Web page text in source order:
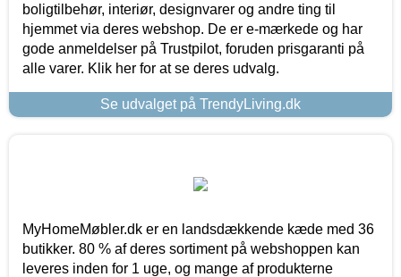
boligtilbehør, interiør, designvarer og andre ting til
hjemmet via deres webshop. De er e-mærkede og har
gode anmeldelser på Trustpilot, foruden prisgaranti på
alle varer. Klik her for at se deres udvalg.
Se udvalget på TrendyLiving.dk
MyHomeMøbler.dk er en landsdækkende kæde med 36
butikker. 80 % af deres sortiment på webshoppen kan
leveres inden for 1 uge, og mange af produkterne